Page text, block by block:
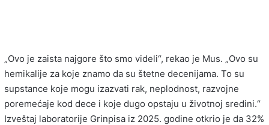
„Ovo je zaista najgore što smo videli“, rekao je Mus. „Ovo su
hemikalije za koje znamo da su štetne decenijama. To su
supstance koje mogu izazvati rak, neplodnost, razvojne
poremećaje kod dece i koje dugo opstaju u životnoj sredini.“
Izveštaj laboratorije Grinpisa iz 2025. godine otkrio je da 32%